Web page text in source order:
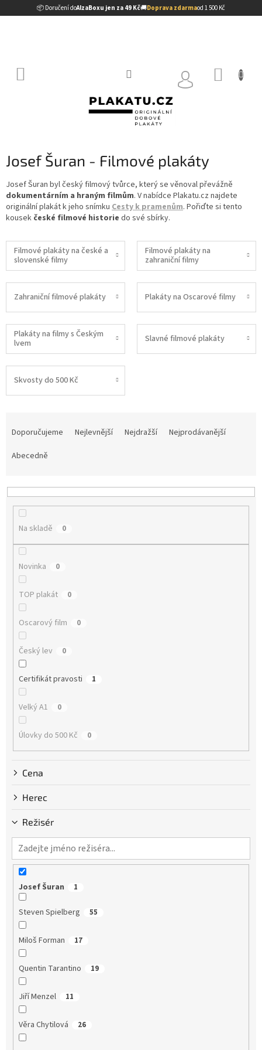
📦 Doručení doAlzaBoxu jen za 49 Kč🚚Doprava zdarmaod 1 500 Kč
na
Josef Šuran - Filmové plakáty
Josef Šuran byl český filmový tvůrce, který se věnoval převážně
dokumentárním a hraným filmům. V nabídce Plakatu.cz najdete
originální plakát k jeho snímku Cesty k pramenům. Pořiďte si tento
kousek české filmové historie do své sbírky.
Filmové plakáty na české a
slovenské filmy
Filmové plakáty na
zahraniční filmy
Zahraniční filmové plakáty Plakáty na Oscarové filmy
Plakáty na filmy s Českým
lvem
Slavné filmové plakáty
Skvosty do 500 Kč
p
Doporučujeme Nejlevnější Nejdražší
Nejprodávanější
Abecedně
Na skladě 0
Novinka 0
TOP plakát 0
Oscarový film 0
Český lev 0
Certifikát pravosti 1
Velký A1 0
Úlovky do 500 Kč 0
Cena
Herec
Režisér
Josef Šuran 1
Steven Spielberg 55
Miloš Forman 17
Quentin Tarantino 19
Jiří Menzel 11
Věra Chytilová 26